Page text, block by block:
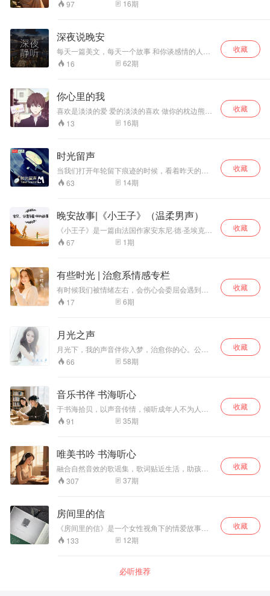
97 16期
深夜说晚安
每天一篇美文，每天一个故事 和你谈感情的人很
多，最懂你的只有我 每晚10点，“鲸鱼星球”wx
号，陪你说晚安
16 62期
收藏
你心里的我
喜欢是淡淡的爱 爱的淡淡的喜欢 做你的枕边熊
QQ1091782715
13 16期
收藏
时光留声
当我们打开年轮留下痕迹的时候，看着昨天的片
段，有一些相遇，随时光沉淀在心里；也有一些
回眸，戏还不曾结束，灯光已阑珊。似水流年，
的是心里记忆，逝去的情谊如风中花絮，已不知
飘向何方？这世间有多少人将你忘记，就有多少
人将你记起。看过多少日出日落；擦肩多少人来
人往，我们唯有珍惜一路看风景的人，释然擦肩
而过的背影，让心灵不去纠结这些缘起缘落，时
63 14期
收藏
晚安故事|《小王子》（温柔男声）
《小王子》是一篇由法国作家安东尼·德·圣埃克苏
佩里于1942年写成的儿童文学短篇小说。 作者以
小王子的孩子式的眼光，透视出成人的空虚、盲
人类的孤独寂寞、没有根基随风流浪的命运。该
书也表达出作者对金钱关系的批判，对真善美的
讴歌。 本专辑我将以声音的方式带你走进小王子
的世界，希望它能给你的人生带去温暖！
67 1期
收藏
有些时光 | 治愈系情感专栏
有时候我们被情绪左右，会伤心会委屈会遇到一
些问题 《有些时光》专辑精选有价值的故事美文
温柔陪伴你，给予更多鼓励与治愈的力量 播出时
等你到来。 主播介绍： 臭美的君大大，毕业于中
国传媒大学 热爱朗读与播音，希望能够通过我的
声音与故事分享，给你们带去一丝温暖和力量！
17 6期
收藏
月光之声
月光下，我的声音伴你入梦，治愈你的心。公众
平台：月光之声。微博@云筱丶月光之声
66 58期
收藏
音乐书伴 书海听心
于书海拾贝，以声音传情，倾听成年人不为人知
的情感故事。​
91 35期
收藏
唯美书吟 书海听心
融合自然音效的歌谣集，歌词贴近生活，助孩子
在聆听中建立对世界的认知。
307 37期
收藏
房间里的信
《房间里的信》是一个女性视角下的情爱故事。
情爱是亲爱，有爱之情，也可以特指男女之间的
爱情。 在情爱的世界里，有身体的欲望，也有柏
在15楼房间里的纪录，以书信方式写给不同的
人，包括不同的自己。 这是一个诉说和倾听同步
133 12期
收藏
必听推荐